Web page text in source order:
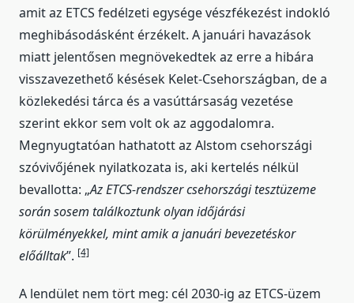
amit az ETCS fedélzeti egysége vészfékezést indokló
meghibásodásként érzékelt. A januári havazások
miatt jelentősen megnövekedtek az erre a hibára
visszavezethető késések Kelet-Csehországban, de a
közlekedési tárca és a vasúttársaság vezetése
szerint ekkor sem volt ok az aggodalomra.
Megnyugtatóan hathatott az Alstom csehországi
szóvivőjének nyilatkozata is, aki kertelés nélkül
bevallotta: „Az ETCS-rendszer csehországi tesztüzeme
során sosem találkoztunk olyan időjárási
körülményekkel, mint amik a januári bevezetéskor
előálltak”. [4]
A lendület nem tört meg: cél 2030-ig az ETCS-üzem